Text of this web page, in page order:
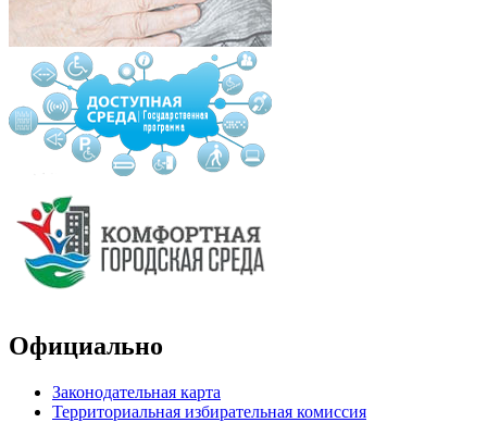
Официально
Законодательная карта
Территориальная избирательная комиссия